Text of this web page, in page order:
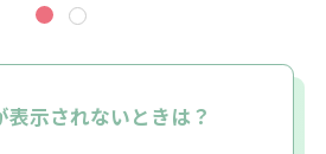
表示されないときは？